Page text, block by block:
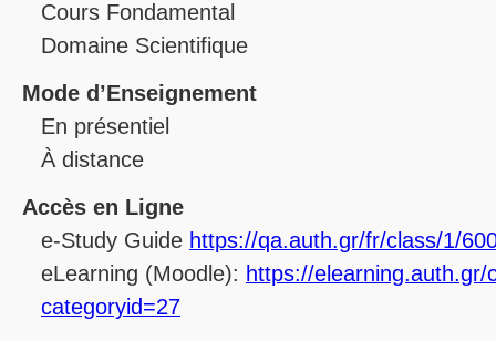
Cours Fondamental
Domaine Scientifique
Mode d’Enseignement
En présentiel
À distance
Accès en Ligne
e-Study Guide https://qa.auth.gr/fr/class/1/
eLearning (Moodle): https://elearning.auth.gr/
categoryid=27